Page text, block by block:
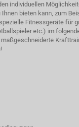
individuellen
Ihnen bieten kann, zum
Fitnessgeräte für
etc.) im